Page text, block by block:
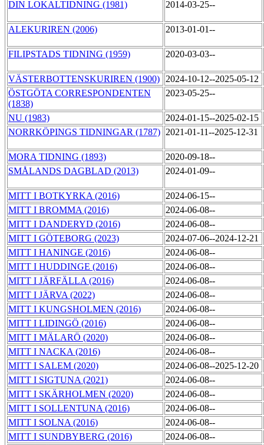
DIN LOKALTIDNING (1981) 2014-03-25--
ALEKURIREN (2006) 2013-01-01--
FILIPSTADS TIDNING (1959) 2020-03-03--
VÄSTERBOTTENSKURIREN (1900)
2024-10-12--2025-05-12
ÖSTGÖTA CORRESPONDENTEN
(1838)
2023-05-25--
NU (1983)
2024-01-15--2025-02-15
NORRKÖPINGS TIDNINGAR (1787) 2021-01-11--2025-12-31
MORA TIDNING (1893)
2020-09-18--
SMÅLANDS DAGBLAD (2013)
2024-01-09--
MITT I BOTKYRKA (2016)
2024-06-15--
MITT I BROMMA (2016)
2024-06-08--
MITT I DANDERYD (2016)
2024-06-08--
MITT I GÖTEBORG (2023)
2024-07-06--2024-12-21
MITT I HANINGE (2016)
2024-06-08--
MITT I HUDDINGE (2016)
2024-06-08--
MITT I JÄRFÄLLA (2016)
2024-06-08--
MITT I JÄRVA (2022)
2024-06-08--
MITT I KUNGSHOLMEN (2016)
2024-06-08--
MITT I LIDINGÖ (2016)
2024-06-08--
MITT I MÄLARÖ (2020)
2024-06-08--
MITT I NACKA (2016)
2024-06-08--
MITT I SALEM (2020)
2024-06-08--2025-12-20
MITT I SIGTUNA (2021)
2024-06-08--
MITT I SKÄRHOLMEN (2020)
2024-06-08--
MITT I SOLLENTUNA (2016)
2024-06-08--
MITT I SOLNA (2016)
2024-06-08--
MITT I SUNDBYBERG (2016)
2024-06-08--